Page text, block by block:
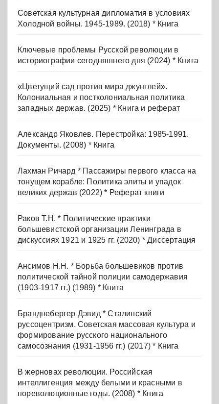
Советская культурная дипломатия в условиях
Холодной войны. 1945-1989. (2018) * Книга
Ключевые проблемы Русской революции в
историографии сегодняшнего дня (2024) * Книга
«Цветущий сад против мира джунглей».
Колониальная и постколониальная политика
западных держав. (2025) * Книга и реферат
Александр Яковлев. Перестройка: 1985-1991.
Документы. (2008) * Книга
Лахман Ричард * Пассажиры первого класса на
тонущем корабле: Политика элиты и упадок
великих держав (2022) * Реферат книги
Раков Т.Н. * Политические практики
большевистской организации Ленинграда в
дискуссиях 1921 и 1925 гг. (2020) * Диссертация
Ансимов Н.Н. * Борьба большевиков против
политической тайной полиции самодержавия
(1903-1917 гг.) (1989) * Книга
Бранднебергер Дэвид * Сталинский
руссоцентризм. Советская массовая культура и
формирование русского национального
самосознания (1931-1956 гг.) (2017) * Книга
В жерновах революции. Российская
интеллигенция между белыми и красными в
пореволюционные годы. (2008) * Книга